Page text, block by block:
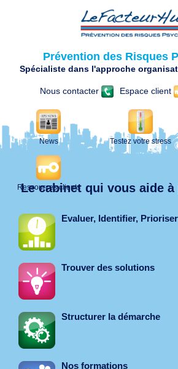
Prévention des Risques
Spécialiste dans l'approche
Espace client
Nous contacter
News Testez votre stress
Ressources clients
Le cabinet qui vous aide
Evaluer, Identifier, Prioriser
Trouver des solutions
Structurer la démarche
Nos formations